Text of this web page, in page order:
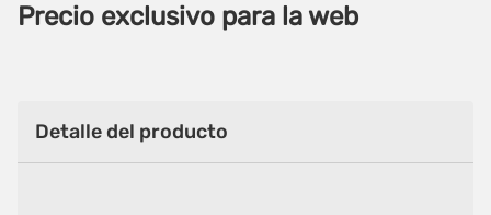
Precio exclusivo para la web
Detalle del producto